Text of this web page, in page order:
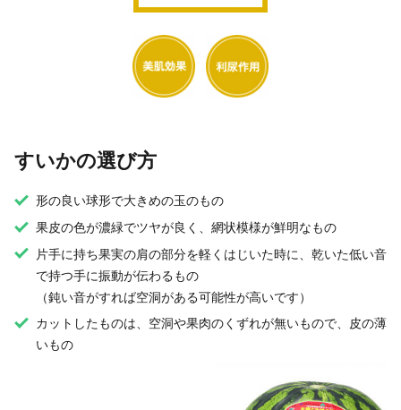
すいかの選び方
形の良い球形で大きめの玉のもの
果皮の色が濃緑でツヤが良く、網状模様が鮮明なもの
片手に持ち果実の肩の部分を軽くはじいた時に、乾いた低い音
で持つ手に振動が伝わるもの
（鈍い音がすれば空洞がある可能性が高いです）
カットしたものは、空洞や果肉のくずれが無いもので、皮の薄
いもの